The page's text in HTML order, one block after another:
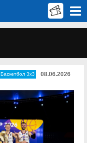
Баскетбол 3х3 08.06.2026